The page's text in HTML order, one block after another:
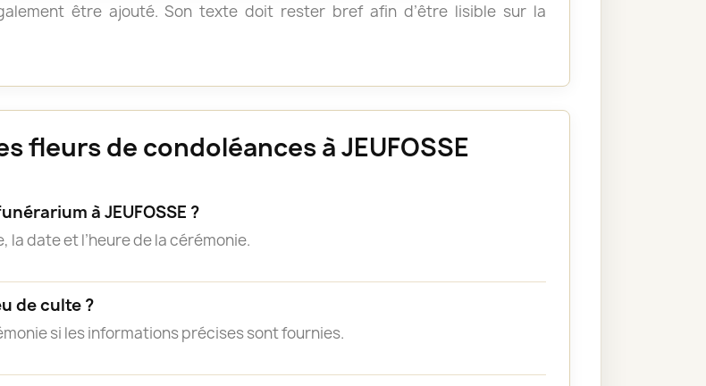
être ajouté. Son texte doit rester bref afin d’être lisible sur la
fleurs de condoléances à JEUFOSSE
à JEUFOSSE ?
la date et l’heure de la cérémonie.
de culte ?
si les informations précises sont fournies.